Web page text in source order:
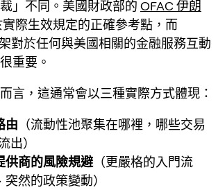
」不同。美國財政部的 OFAC 伊朗
實際生效規定的正確參考點，而
對於任何與美國相關的金融服務互動
重要。
言，這通常會以三種實際方式體現：
由 （流動性池聚集在哪裡，哪些交易
出）
供商的風險規避 （更嚴格的入門流
然的政策變動）